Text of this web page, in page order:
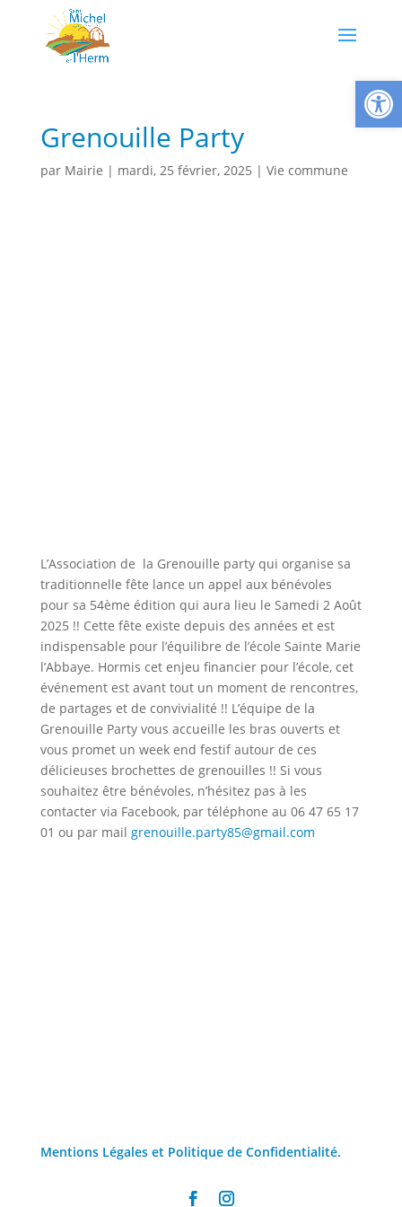
Grenouille Party
par Mairie | mardi, 25 février, 2025 | Vie commune
L’Association de la Grenouille party qui organise sa
traditionnelle fête lance un appel aux bénévoles
pour sa 54ème édition qui aura lieu le Samedi 2 Août
2025 !! Cette fête existe depuis des années et est
indispensable pour l’équilibre de l’école Sainte Marie
l’Abbaye. Hormis cet enjeu financier pour l’école, cet
événement est avant tout un moment de rencontres,
de partages et de convivialité !! L’équipe de la
Grenouille Party vous accueille les bras ouverts et
vous promet un week end festif autour de ces
délicieuses brochettes de grenouilles !! Si vous
souhaitez être bénévoles, n’hésitez pas à les
contacter via Facebook, par téléphone au 06 47 65 17
01 ou par mail grenouille.party85@gmail.com
Mentions Légales et Politique de Confidentialité.
Ouvrir